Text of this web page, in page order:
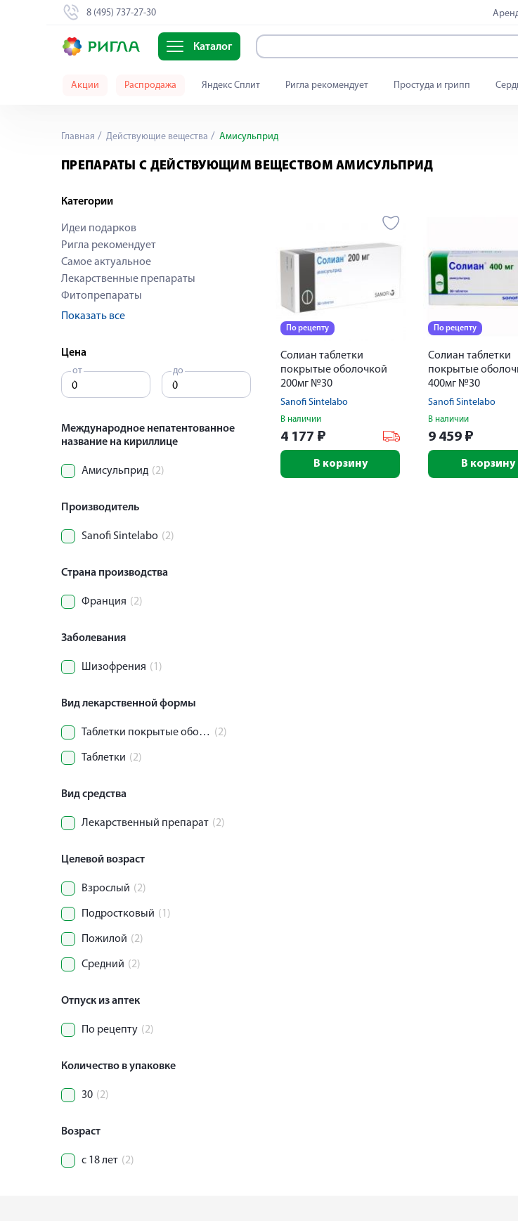
8 (495) 737-27-30
Каталог
Акции Распродажа Яндекс Сплит Ригла рекомендует Простуда и грипп
Главная Действующие вещества Амисульприд
ПРЕПАРАТЫ С ДЕЙСТВУЮЩИМ ВЕЩЕСТВОМ АМИСУЛЬПРИД
Категории
Идеи подарков
Ригла рекомендует
Самое актуальное
Лекарственные препараты
Фитопрепараты
Показать все
Цена
от до
Международное непатентованное
название на кириллице
Амисульприд (2)
Производитель
Sanofi Sintelabo (2)
Страна производства
Франция (2)
Заболевания
Шизофрения (1)
Вид лекарственной формы
Таблетки покрытые оболочкой (2)
Таблетки (2)
Вид средства
Лекарственный препарат (2)
Целевой возраст
Взрослый (2)
Подростковый (1)
Пожилой (2)
Средний (2)
Отпуск из аптек
По рецепту (2)
Количество в упаковке
30 (2)
Возраст
с 18 лет (2)
По рецепту
Солиан таблетки
покрытые оболочкой
200мг №30
Sanofi Sintelabo
В наличии
4 177 ₽
В корзину
По рецепту
Солиан таблетки
покрытые
400мг №30
Sanofi Sintelabo
В наличии
9 459 ₽
В корзину